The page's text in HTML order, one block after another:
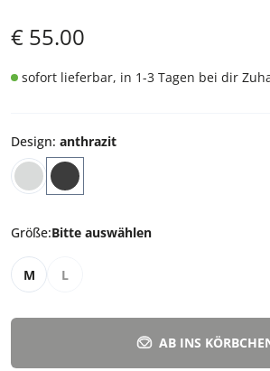
€ 55.00
sofort lieferbar, in 1-3 Tagen bei dir
Design: anthrazit
Größe:Bitte auswählen
M L
AB INS